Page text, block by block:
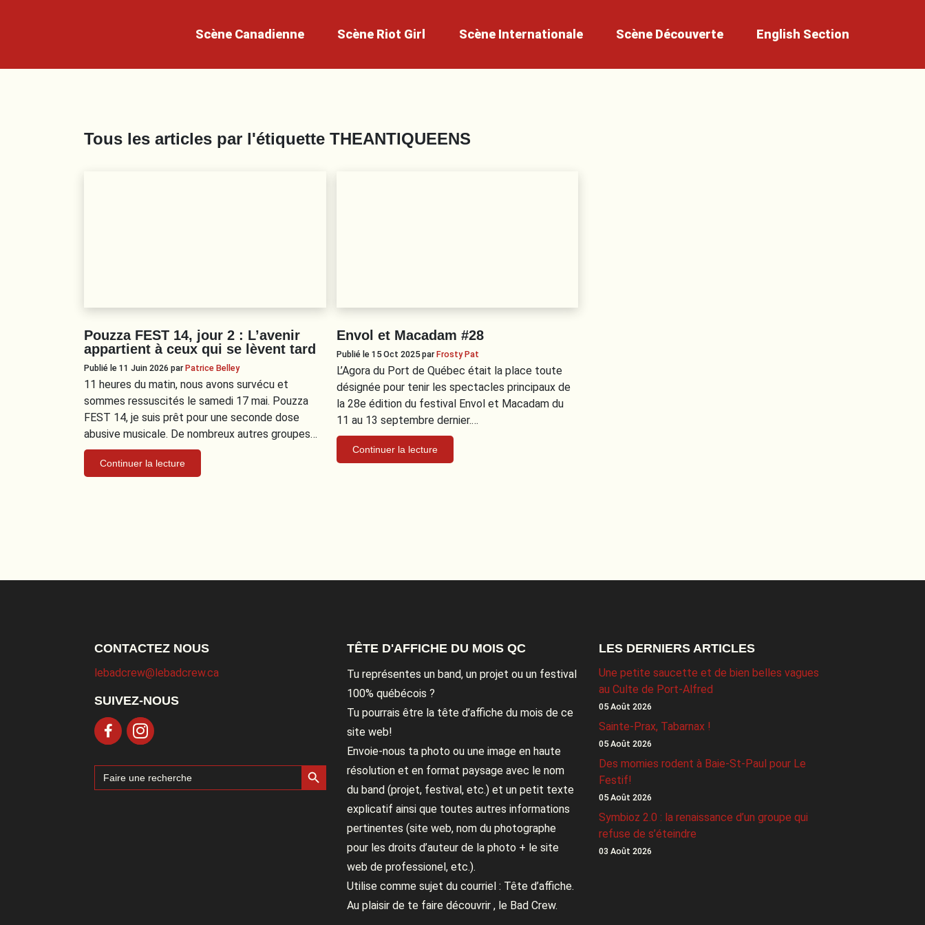
Scène Canadienne Scène Riot Girl Scène Internationale Scène Découverte English Section
Tous les articles par l'étiquette THEANTIQUEENS
Pouzza FEST 14, jour 2 : L’avenir
appartient à ceux qui se lèvent tard
Publié le 11 Juin 2026 parPatrice Belley
11 heures du matin, nous avons survécu et
sommes ressuscités le samedi 17 mai. Pouzza
FEST 14, je suis prêt pour une seconde dose
abusive musicale. De nombreux autres groupes…
Continuer la lecture
Envol et Macadam #28
Publié le 15 Oct 2025parFrosty Pat
L’Agora du Port de Québec était la place toute
désignée pour tenir les spectacles principaux de
la 28e édition du festival Envol et Macadam du
11 au 13 septembre dernier.…
Continuer la lecture
CONTACTEZ NOUS
lebadcrew@lebadcrew.ca
SUIVEZ-NOUS
Search
for:
Search Button
TÊTE D'AFFICHE DU MOIS QC
Tu représentes un band, un projet ou un festival
100% québécois ?
Tu pourrais être la tête d’affiche du mois de ce
site web!
Envoie-nous ta photo ou une image en haute
résolution et en format paysage avec le nom
du band (projet, festival, etc.) et un petit texte
explicatif ainsi que toutes autres informations
pertinentes (site web, nom du photographe
pour les droits d’auteur de la photo + le site
web de professionel, etc.).
Utilise comme sujet du courriel : Tête d’affiche.
Au plaisir de te faire découvrir , le Bad Crew.
LES DERNIERS ARTICLES
Une petite saucette et de bien belles vagues
au Culte de Port-Alfred
05 Août 2026
Sainte-Prax, Tabarnax !
05 Août 2026
Des momies rodent à Baie-St-Paul pour Le
Festif!
05 Août 2026
Symbioz 2.0 : la renaissance d’un groupe qui
refuse de s’éteindre
03 Août 2026